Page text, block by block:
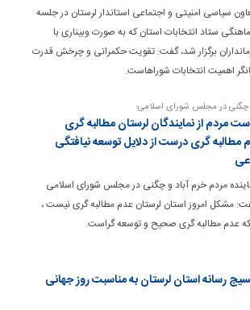
سیاسی امنیتی و اجتماعی استاندار لرستان در جلسه
ستاد انتخابات استان که به صورت وبیناری با
برگزار شد، گفت: تقویت حکمرانی و چرخش قدرت
اهمیت انتخابات شوراهاست.
و چگنی در مجلس شورای اسلامی؛
مردم از نمایندگان لرستان مطالبه گری
گری درست از دلایل توسعه نیافتگی
مردم خرم آباد و چگنی در مجلس شورای اسلامی
مشکل امروز استان لرستان عدم مطالبه گری نیست ،
عدم مطالبه گری صحیح و توسعه گراست.
رسانه استان لرستان به مناسبت روز جهانی